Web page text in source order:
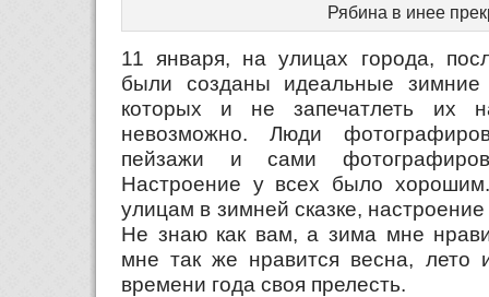
Рябина в инее
11 января, на улицах города,
были созданы идеальные
которых и не запечатлеть их
невозможно. Люди
пейзажи и сами
Настроение у всех было
улицам в зимней сказке,
Не знаю как вам, а зима мне
мне так же нравится весна, лето
времени года своя прелесть.